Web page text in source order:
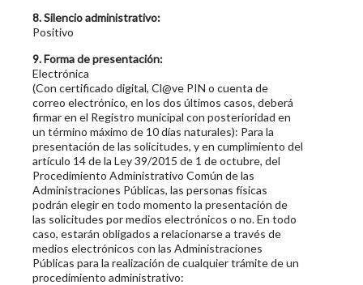
8. Silencio administrativo:
Positivo
9. Forma de presentación:
Electrónica
(Con certificado digital, Cl@ve PIN o cuenta de
correo electrónico, en los dos últimos casos, deberá
firmar en el Registro municipal con posterioridad en
un término máximo de 10 días naturales): Para la
presentación de las solicitudes, y en cumplimiento del
artículo 14 de la Ley 39/2015 de 1 de octubre, del
Procedimiento Administrativo Común de las
Administraciones Públicas, las personas físicas
podrán elegir en todo momento la presentación de
las solicitudes por medios electrónicos o no. En todo
caso, estarán obligados a relacionarse a través de
medios electrónicos con las Administraciones
Públicas para la realización de cualquier trámite de un
procedimiento administrativo: